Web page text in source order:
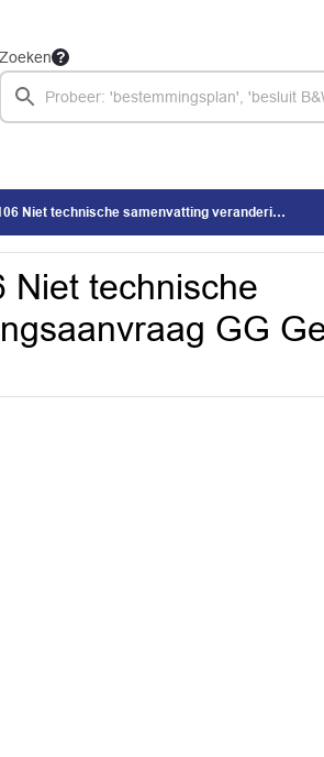
Zoeken
samenvatting veranderingsaanvraag GG Gelderland (geanonim
Niet technische
GG